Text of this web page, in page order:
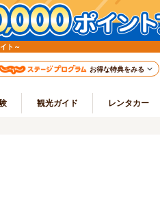
ト～
お得な特典をみる
観光ガイド レンタカー